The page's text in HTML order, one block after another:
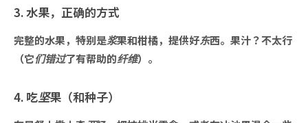
3. 水果，正确的方式
完整的水果，特别是浆果和柑橘，提供好东西。果汁？不太行
（它们错过了有帮助的纤维）。
4. 吃坚果（和种子）